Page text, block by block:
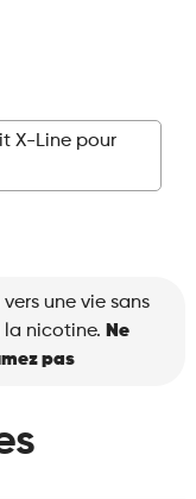
X-Line pour
une vie sans
nicotine. Ne
pas